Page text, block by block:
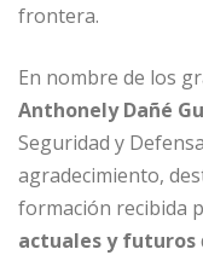
frontera.
En nombre de los
Anthonely Dañé
Seguridad y
agradecimiento,
formación recibida
actuales y futuros